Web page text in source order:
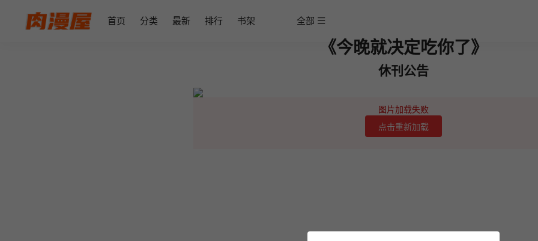
首页 分类 最新 排行 书架 全部
《今晚就决定吃你了》
休刊公告
图片加载失败
点击重新加载